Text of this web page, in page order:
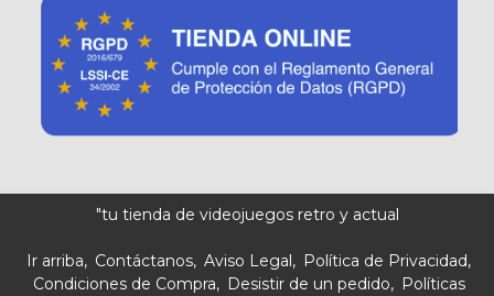
"tu tienda de videojuegos retro y actual
Ir arriba Contáctanos Aviso Legal
Política de Privacidad
Condiciones de Compra
Desistir de un pedido
Políticas